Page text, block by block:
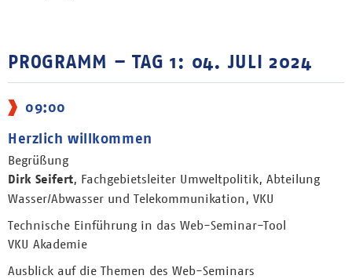
PROGRAMM – TAG 1: 04. JULI 2024
09:00
Herzlich willkommen
Begrüßung
Dirk Seifert, Fachgebietsleiter Umweltpolitik, Abteilung
Wasser/Abwasser und Telekommunikation, VKU
Technische Einführung in das Web-Seminar-Tool
VKU Akademie
Ausblick auf die Themen des Web-Seminars